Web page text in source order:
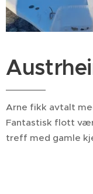
Arne fikk avtalt
Fantastisk flott
treff med gamle